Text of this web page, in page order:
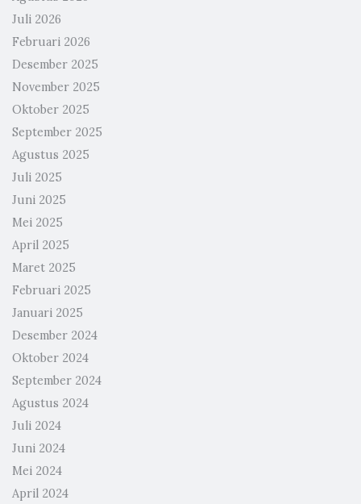
Juli 2026
Februari 2026
Desember 2025
November 2025
Oktober 2025
September 2025
Agustus 2025
Juli 2025
Juni 2025
Mei 2025
April 2025
Maret 2025
Februari 2025
Januari 2025
Desember 2024
Oktober 2024
September 2024
Agustus 2024
Juli 2024
Juni 2024
Mei 2024
April 2024